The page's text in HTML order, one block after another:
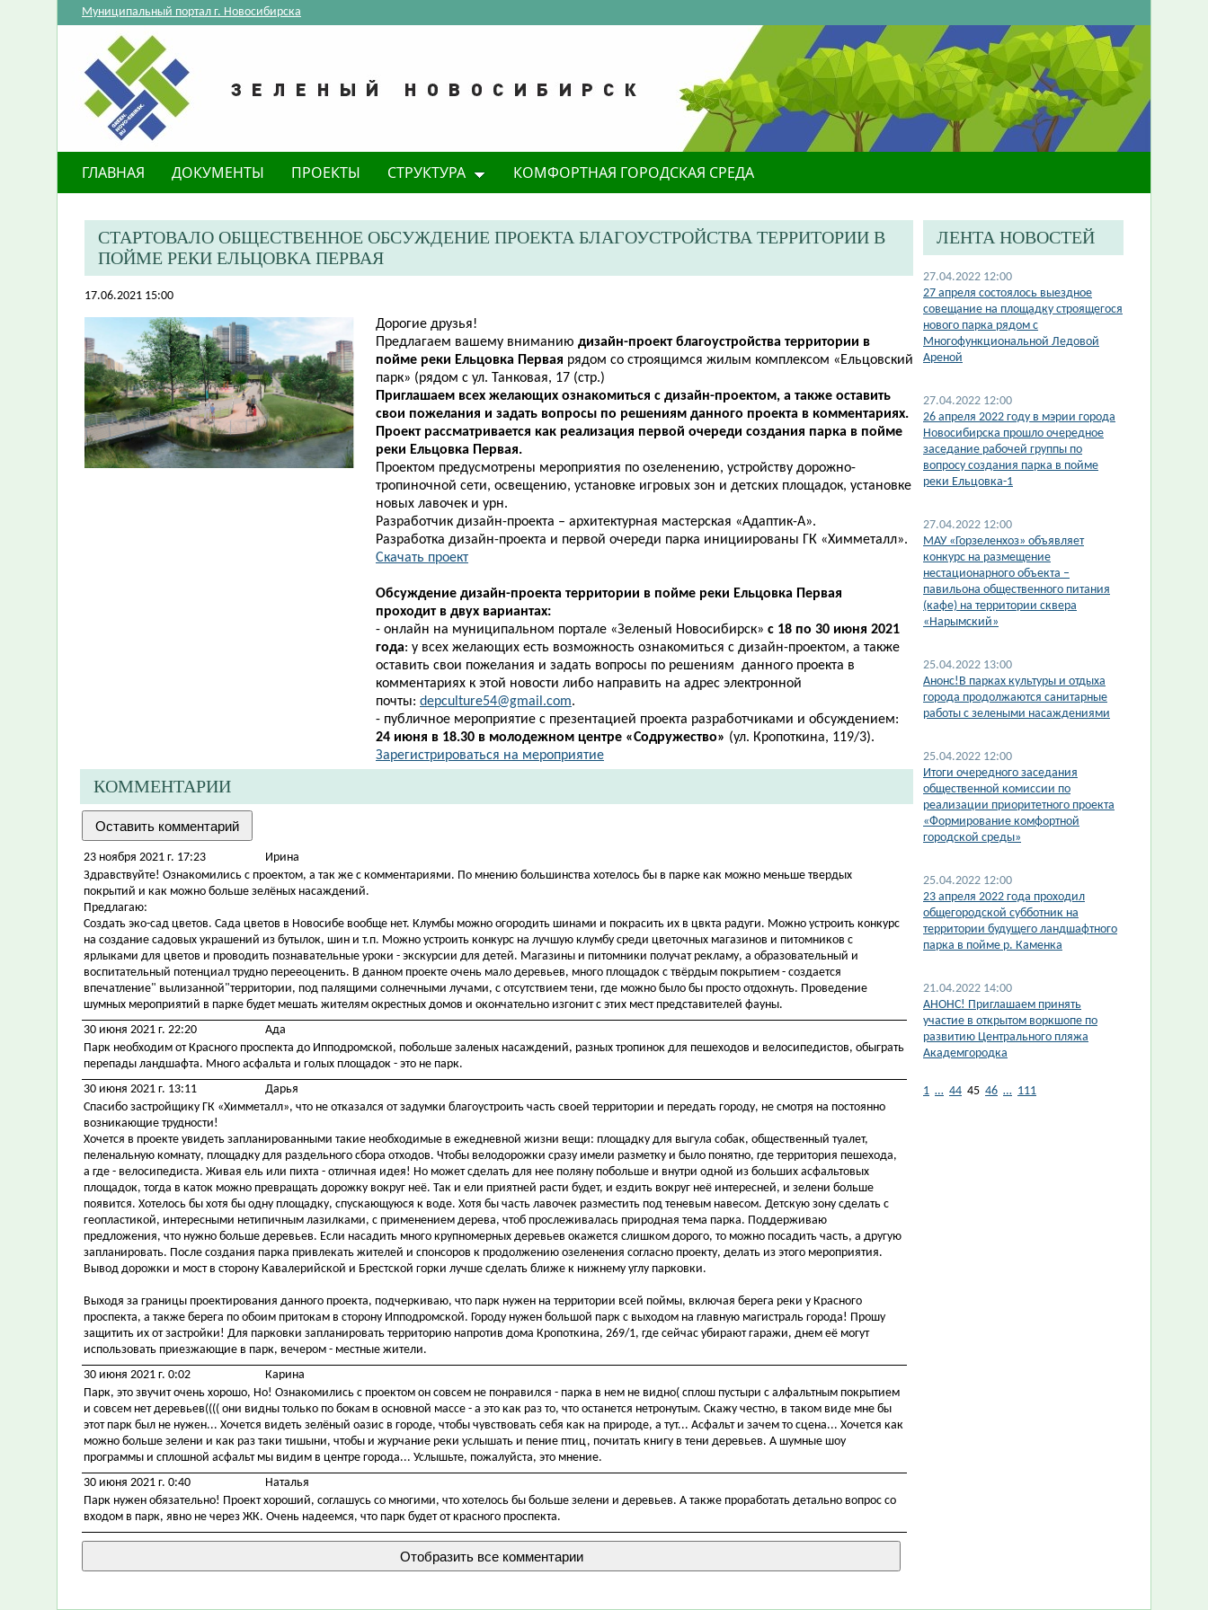
Муниципальный портал г. Новосибирска
ГЛАВНАЯ ДОКУМЕНТЫ ПРОЕКТЫ СТРУКТУРА КОМФОРТНАЯ ГОРОДСКАЯ СРЕДА
СТАРТОВАЛО ОБЩЕСТВЕННОЕ ОБСУЖДЕНИЕ ПРОЕКТА БЛАГОУСТРОЙСТВА ТЕРРИТОРИИ В
ПОЙМЕ РЕКИ ЕЛЬЦОВКА ПЕРВАЯ
17.06.2021 15:00
Дорогие друзья!
Предлагаем вашему вниманию дизайн-проект благоустройства территории в
пойме реки Ельцовка Первая рядом со строящимся жилым комплексом «Ельцовский
парк» (рядом с ул. Танковая, 17 (стр.)
Приглашаем всех желающих ознакомиться с дизайн-проектом, а также оставить
свои пожелания и задать вопросы по решениям данного проекта в комментариях.
Проект рассматривается как реализация первой очереди создания парка в пойме
реки Ельцовка Первая.
Проектом предусмотрены мероприятия по озеленению, устройству дорожно-
тропиночной сети, освещению, установке игровых зон и детских площадок, установке
новых лавочек и урн.
Разработчик дизайн-проекта – архитектурная мастерская «Адаптик-А».
Разработка дизайн-проекта и первой очереди парка инициированы ГК «Химметалл».
Скачать проект​
Обсуждение дизайн-проекта территории в пойме реки Ельцовка Первая
проходит в двух вариантах:
- онлайн на муниципальном портале «Зеленый Новосибирск» с 18 по 30 июня 2021
года: у всех желающих есть возможность ознакомиться с дизайн-проектом, а также
оставить свои пожелания и задать вопросы по решениям данного проекта в
комментариях к этой новости либо направить на адрес электронной
почты: depculture54@gmail.com.
- публичное мероприятие с презентацией проекта разработчиками и обсуждением:
24 июня в 18.30 в молодежном центре «Содружество» (ул. Кропоткина, 119/3).
Зарегистрироваться на мероприятие
КОММЕНТАРИИ
23 ноября 2021 г. 17:23
Ирина
Здравствуйте! Ознакомились с проектом, а так же с комментариями. По мнению большинства хотелось бы в парке как можно меньше твердых
покрытий и как можно больше зелёных насаждений.
Предлагаю:
Создать эко-сад цветов. Сада цветов в Новосибе вообще нет. Клумбы можно огородить шинами и покрасить их в цвкта радуги. Можно устроить конкурс
на создание садовых украшений из бутылок, шин и т.п. Можно устроить конкурс на лучшую клумбу среди цветочных магазинов и питомников с
ярлыками для цветов и проводить познавательные уроки - экскурсии для детей. Магазины и питомники получат рекламу, а образовательный и
воспитательный потенциал трудно перееоценить. В данном проекте очень мало деревьев, много площадок с твёрдым покрытием - создается
впечатление" вылизанной"территории, под палящими солнечными лучами, с отсутствием тени, где можно было бы просто отдохнуть. Проведение
шумных мероприятий в парке будет мешать жителям окрестных домов и окончательно изгонит с этих мест представителей фауны.
30 июня 2021 г. 22:20
Ада
Парк необходим от Красного проспекта до Ипподромской, побольше заленых насаждений, разных тропинок для пешеходов и велосипедистов, обыграть
перепады ландшафта. Много асфальта и голых площадок - это не парк.
30 июня 2021 г. 13:11
Дарья
Спасибо застройщику ГК «Химметалл», что не отказался от задумки благоустроить часть своей территории и передать городу, не смотря на постоянно
возникающие трудности!
Хочется в проекте увидеть запланированными такие необходимые в ежедневной жизни вещи: площадку для выгула собак, общественный туалет,
пеленальную комнату, площадку для раздельного сбора отходов. Чтобы велодорожки сразу имели разметку и было понятно, где территория пешехода,
а где - велосипедиста. Живая ель или пихта - отличная идея! Но может сделать для нее поляну побольше и внутри одной из больших асфальтовых
площадок, тогда в каток можно превращать дорожку вокруг неё. Так и ели приятней расти будет, и ездить вокруг неё интересней, и зелени больше
появится. Хотелось бы хотя бы одну площадку, спускающуюся к воде. Хотя бы часть лавочек разместить под теневым навесом. Детскую зону сделать с
геопластикой, интересными нетипичным лазилками, с применением дерева, чтоб прослеживалась природная тема парка. Поддерживаю
предложения, что нужно больше деревьев. Если насадить много крупномерных деревьев окажется слишком дорого, то можно посадить часть, а другую
запланировать. После создания парка привлекать жителей и спонсоров к продолжению озеленения согласно проекту, делать из этого мероприятия.
Вывод дорожки и мост в сторону Кавалерийской и Брестской горки лучше сделать ближе к нижнему углу парковки.
Выходя за границы проектирования данного проекта, подчеркиваю, что парк нужен на территории всей поймы, включая берега реки у Красного
проспекта, а также берега по обоим притокам в сторону Ипподромской. Городу нужен большой парк с выходом на главную магистраль города! Прошу
защитить их от застройки! Для парковки запланировать территорию напротив дома Кропоткина, 269/1, где сейчас убирают гаражи, днем её могут
использовать приезжающие в парк, вечером - местные жители.
30 июня 2021 г. 0:02
Карина
Парк, это звучит очень хорошо, Но! Ознакомились с проектом он совсем не понравился - парка в нем не видно( сплош пустыри с алфальтным покрытием
и совсем нет деревьев(((( они видны только по бокам в основной массе - а это как раз то, что останется нетронутым. Скажу честно, в таком виде мне бы
этот парк был не нужен... Хочется видеть зелёный оазис в городе, чтобы чувствовать себя как на природе, а тут... Асфальт и зачем то сцена... Хочется как
можно больше зелени и как раз таки тишыни, чтобы и журчание реки услышать и пение птиц, почитать книгу в тени деревьев. А шумные шоу
программы и сплошной асфальт мы видим в центре города... Услышьте, пожалуйста, это мнение.
30 июня 2021 г. 0:40
Наталья
Парк нужен обязательно! Проект хороший, соглашусь со многими, что хотелось бы больше зелени и деревьев. А также проработать детально вопрос со
входом в парк, явно не через ЖК. Очень надеемся, что парк будет от красного проспекта.
ЛЕНТА НОВОСТЕЙ
27.04.2022 12:00
27 апреля состоялось выездное
совещание на площадку строящегося
нового парка рядом с
Многофункциональной Ледовой
Ареной
27.04.2022 12:00
26 апреля 2022 году в мэрии города
Новосибирска прошло очередное
заседание рабочей группы по
вопросу создания парка в пойме
реки Ельцовка-1
27.04.2022 12:00
МАУ «Горзеленхоз» объявляет
конкурс на размещение
нестационарного объекта –
павильона общественного питания
(кафе) на территории сквера
«Нарымский»
25.04.2022 13:00
Анонс!В парках культуры и отдыха
города продолжаются санитарные
работы с зелеными насаждениями
25.04.2022 12:00
Итоги очередного заседания
общественной комиссии по
реализации приоритетного проекта
«Формирование комфортной
городской среды»
25.04.2022 12:00
23 апреля 2022 года проходил
общегородской субботник на
территории будущего ландшафтного
парка в пойме р. Каменка
21.04.2022 14:00
АНОНС! Приглашаем принять
участие в открытом воркшопе по
развитию Центрального пляжа
Академгородка
1 … 44 45 46 … 111